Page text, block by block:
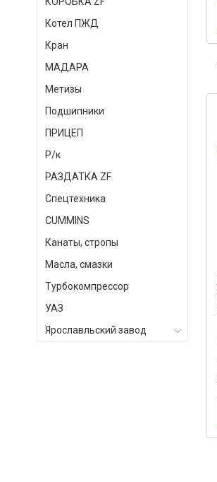
Котел ПЖД
Кран
МАДАРА
Метизы
Подшипники
ПРИЦЕП
Р/к
РАЗДАТКА ZF
Спецтехника
СUMMINS
Канаты, стропы
Масла, смазки
Турбокомпрессор
УАЗ
Ярославльский завод
Балка поддерживающей
опоры силового агрегата (ПАО
КАМА) КПП 154 КАМА ПАО
Артикул: